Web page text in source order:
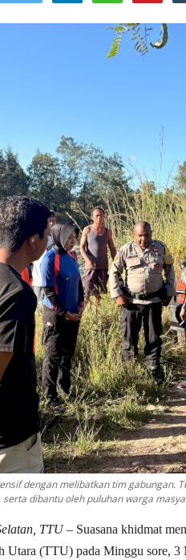
dengan melibatkan tim gabungan.
serta dibantu oleh puluhan warga
TTU– Suasana khidmat
Utara (TTU) pada Minggu sore,